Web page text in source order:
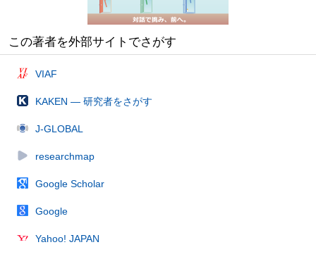
この著者を外部サイトでさがす
VIAF
KAKEN — 研究者をさがす
J-GLOBAL
researchmap
Google Scholar
Google
Yahoo! JAPAN